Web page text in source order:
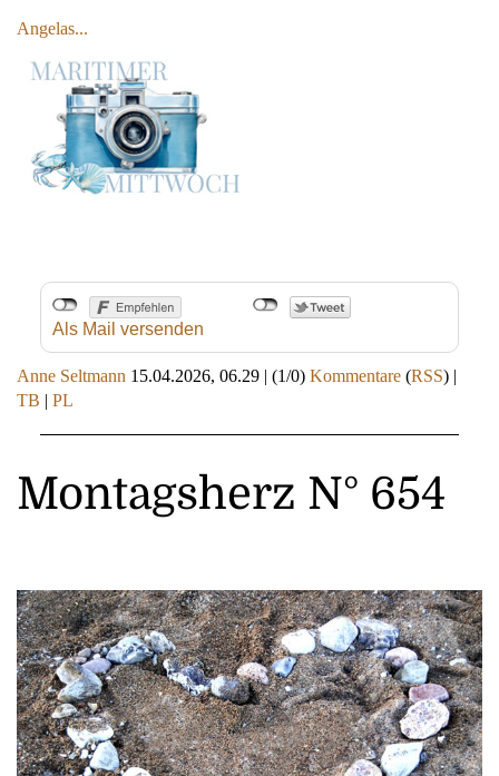
Angelas...
Als Mail versenden
Anne Seltmann 15.04.2026, 06.29 | (1/0) Kommentare (RSS) |
TB | PL
Montagsherz N° 654